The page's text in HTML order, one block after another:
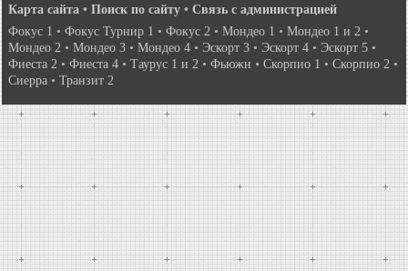
Карта сайта • Поиск по сайту • Связь с администрацией
Фокус 1 • Фокус Турнир 1 • Фокус 2 • Мондео 1 • Мондео 1 и 2 •
Мондео 2 • Мондео 3 • Мондео 4 • Эскорт 3 • Эскорт 4 • Эскорт 5 •
Фиеста 2 • Фиеста 4 • Таурус 1 и 2 • Фьюжн • Скорпио 1 • Скорпио 2 •
Сиерра • Транзит 2